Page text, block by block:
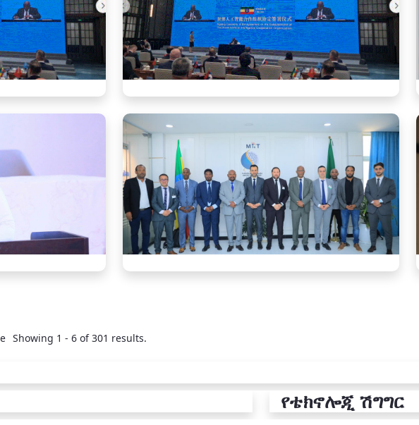
Showing 1 - 6 of 301 results.
የቴክኖሎጂ ሽግግር